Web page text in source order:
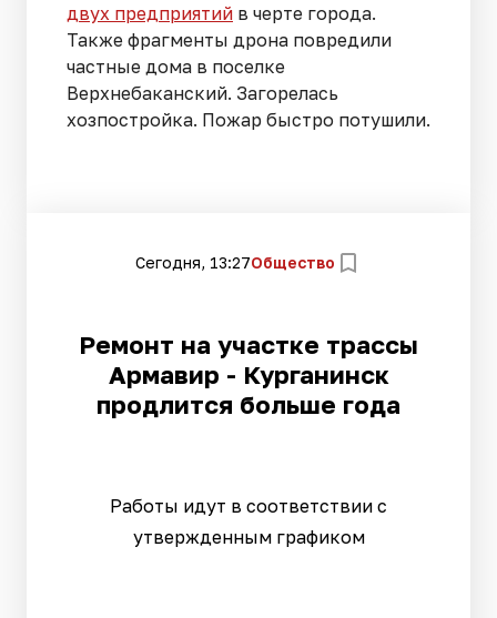
двух предприятий в черте города.
Также фрагменты дрона повредили
частные дома в поселке
Верхнебаканский. Загорелась
хозпостройка. Пожар быстро потушили.
Сегодня, 13:27Общество
Ремонт на участке трассы
Армавир - Курганинск
продлится больше года
Работы идут в соответствии с
утвержденным графиком